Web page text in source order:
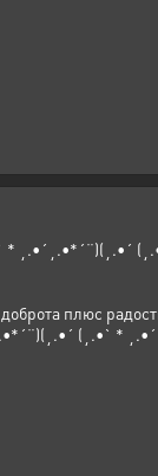
¸.•´¸.•*´¨)(¸.•´
плюс
(¸.•` *